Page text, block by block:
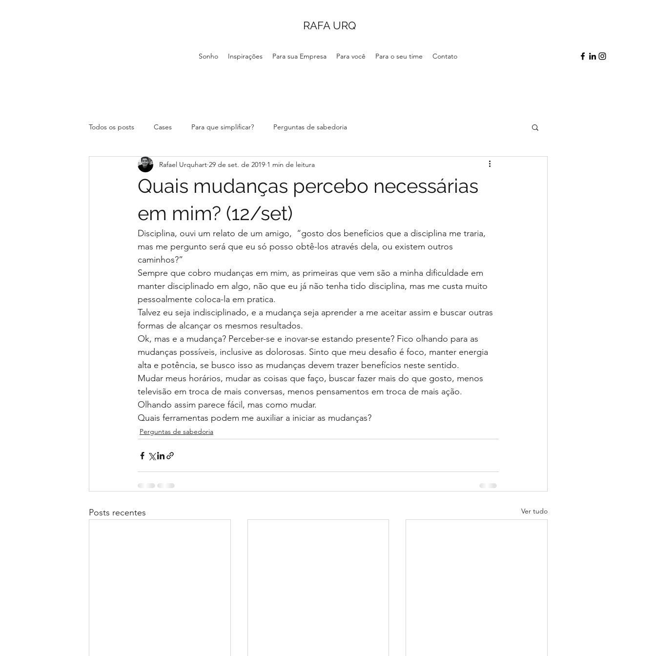
RAFA URQ
Sonho Inspirações Para sua Empresa Para você Para o seu time Contato
Todos os posts Cases Para que simplificar? Perguntas de sabedoria
Quais mudanças percebo necessárias
em mim? (12/set)
Rafael Urquhart 29 de set. de 2019 1 min de leitura
Disciplina, ouvi um relato de um amigo,  “gosto dos benefícios que a disciplina me traria,
mas me pergunto será que eu só posso obtê-los através dela, ou existem outros
caminhos?”
Sempre que cobro mudanças em mim, as primeiras que vem são a minha dificuldade em
manter disciplinado em algo, não que eu já não tenha tido disciplina, mas me custa muito
pessoalmente coloca-la em pratica.
Talvez eu seja indisciplinado, e a mudança seja aprender a me aceitar assim e buscar outras
formas de alcançar os mesmos resultados.
Ok, mas e a mudança? Perceber-se e inovar-se estando presente? Fico olhando para as
mudanças possíveis, inclusive as dolorosas. Sinto que meu desafio é foco, manter energia
alta e potência, se busco isso as mudanças devem trazer benefícios neste sentido.
Mudar meus horários, mudar as coisas que faço, buscar fazer mais do que gosto, menos
televisão em troca de mais conversas, menos pensamentos em troca de mais ação.
Olhando assim parece fácil, mas como mudar.
Quais ferramentas podem me auxiliar a iniciar as mudanças?
Perguntas de sabedoria
Posts recentes Ver tudo